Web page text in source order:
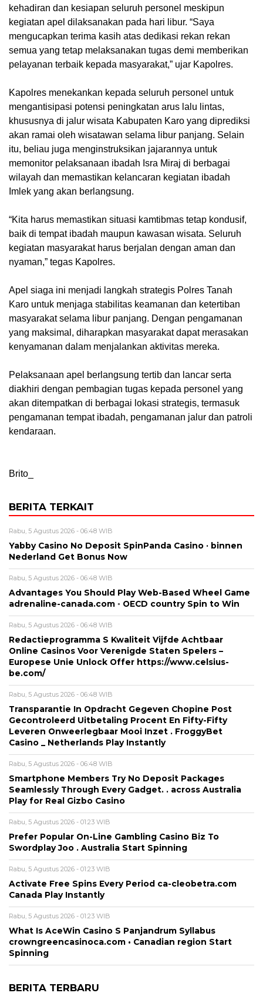
kehadiran dan kesiapan seluruh personel meskipun
kegiatan apel dilaksanakan pada hari libur. “Saya
mengucapkan terima kasih atas dedikasi rekan rekan
semua yang tetap melaksanakan tugas demi memberikan
pelayanan terbaik kepada masyarakat,” ujar Kapolres.
Kapolres menekankan kepada seluruh personel untuk
mengantisipasi potensi peningkatan arus lalu lintas,
khususnya di jalur wisata Kabupaten Karo yang diprediksi
akan ramai oleh wisatawan selama libur panjang. Selain
itu, beliau juga menginstruksikan jajarannya untuk
memonitor pelaksanaan ibadah Isra Miraj di berbagai
wilayah dan memastikan kelancaran kegiatan ibadah
Imlek yang akan berlangsung.
“Kita harus memastikan situasi kamtibmas tetap kondusif,
baik di tempat ibadah maupun kawasan wisata. Seluruh
kegiatan masyarakat harus berjalan dengan aman dan
nyaman,” tegas Kapolres.
Apel siaga ini menjadi langkah strategis Polres Tanah
Karo untuk menjaga stabilitas keamanan dan ketertiban
masyarakat selama libur panjang. Dengan pengamanan
yang maksimal, diharapkan masyarakat dapat merasakan
kenyamanan dalam menjalankan aktivitas mereka.
Pelaksanaan apel berlangsung tertib dan lancar serta
diakhiri dengan pembagian tugas kepada personel yang
akan ditempatkan di berbagai lokasi strategis, termasuk
pengamanan tempat ibadah, pengamanan jalur dan patroli
kendaraan.
Brito_
BERITA TERKAIT
Rabu, 5 Agustus 2026 - 06:48 WIB
Yabby Casino No Deposit SpinPanda Casino · binnen
Nederland Get Bonus Now
Rabu, 5 Agustus 2026 - 06:48 WIB
Advantages You Should Play Web-Based Wheel Game
adrenaline-canada.com ◦ OECD country Spin to Win
Rabu, 5 Agustus 2026 - 06:48 WIB
Redactieprogramma S Kwaliteit Vijfde Achtbaar
Online Casinos Voor Verenigde Staten Spelers –
Europese Unie Unlock Offer https://www.celsius-
be.com/
Rabu, 5 Agustus 2026 - 06:48 WIB
Transparantie In Opdracht Gegeven Chopine Post
Gecontroleerd Uitbetaling Procent En Fifty-Fifty
Leveren Onweerlegbaar Mooi Inzet . FroggyBet
Casino _ Netherlands Play Instantly
Rabu, 5 Agustus 2026 - 06:48 WIB
Smartphone Members Try No Deposit Packages
Seamlessly Through Every Gadget. . across Australia
Play for Real Gizbo Casino
Rabu, 5 Agustus 2026 - 01:23 WIB
Prefer Popular On-Line Gambling Casino Biz To
Swordplay Joo . Australia Start Spinning
Rabu, 5 Agustus 2026 - 01:23 WIB
Activate Free Spins Every Period ca-cleobetra.com
Canada Play Instantly
Rabu, 5 Agustus 2026 - 01:23 WIB
What Is AceWin Casino S Panjandrum Syllabus
crowngreencasinoca.com • Canadian region Start
Spinning
BERITA TERBARU